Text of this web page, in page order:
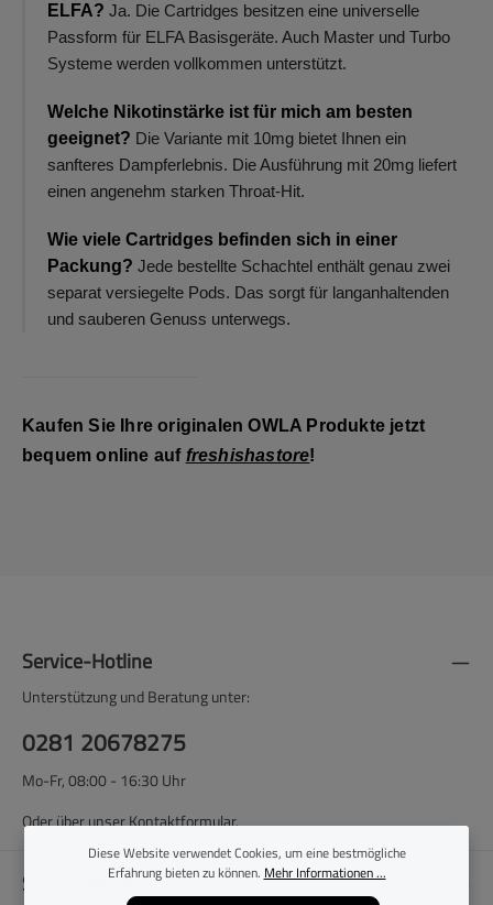
ELFA? Ja. Die Cartridges besitzen eine universelle
Passform für ELFA Basisgeräte. Auch Master und Turbo
Systeme werden vollkommen unterstützt.
Welche Nikotinstärke ist für mich am besten
geeignet? Die Variante mit 10mg bietet Ihnen ein
sanfteres Dampferlebnis. Die Ausführung mit 20mg liefert
einen angenehm starken Throat-Hit.
Wie viele Cartridges befinden sich in einer
Packung? Jede bestellte Schachtel enthält genau zwei
separat versiegelte Pods. Das sorgt für langanhaltenden
und sauberen Genuss unterwegs.
Kaufen Sie Ihre originalen OWLA Produkte jetzt
bequem online auf freshishastore!
Service-Hotline
Unterstützung und Beratung unter:
0281 20678275
Mo-Fr, 08:00 - 16:30 Uhr
Oder über unserKontaktformular.
Shop-Service
Diese Website verwendet Cookies, um eine bestmögliche
Erfahrung bieten zu können. Mehr Informationen ...